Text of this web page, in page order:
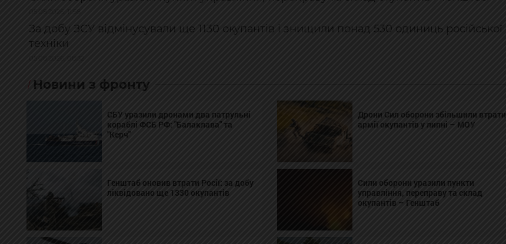
За добу ЗСУ відмінусували ще 1130 окупантів і знищили понад 530 одиниць російської
техніки
Новини з фронту
СБУ уразили дронами два патрульні
кораблі ФСБ РФ: "Балаклава" та
"Керч"
Дрони Сил оборони збільшили втрати
армії окупантів у липні – МОУ
Генштаб оновив втрати Росії: за добу
ліквідовано ще 1330 окупантів
Сили оборони уразили пункти
управління, переправу та склад
окупантів – Генштаб